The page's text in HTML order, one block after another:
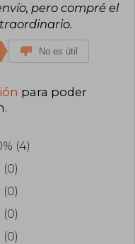
pero compré el
No es útil
para poder
.
(4)
(0)
(0)
(0)
(0)